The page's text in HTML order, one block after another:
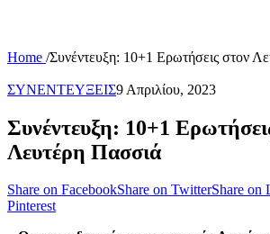
Home /Συνέντευξη: 10+1 Ερωτήσεις στον
ΣΥΝΕΝΤΕΥΞΕΙΣ9 Απριλίου, 2023
Συνέντευξη: 10+1
Λευτέρη Πασσιά
Share on FacebookShare on TwitterShare on
Pinterest